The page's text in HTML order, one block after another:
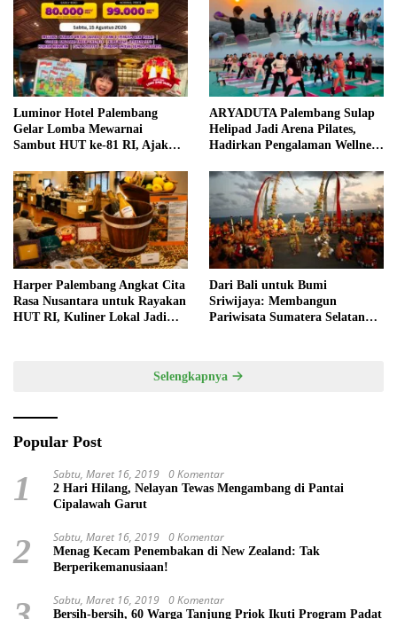
Luminor Hotel Palembang
Gelar Lomba Mewarnai
Sambut HUT ke-81 RI, Ajak
ARYADUTA Palembang Sulap
Helipad Jadi Arena Pilates,
Hadirkan Pengalaman Wellness
Harper Palembang Angkat Cita
Rasa Nusantara untuk Rayakan
HUT RI, Kuliner Lokal Jadi
Dari Bali untuk Bumi
Sriwijaya: Membangun
Pariwisata Sumatera Selatan
Selengkapnya
Popular Post
1 Sabtu, Maret 16, 2019 0 Komentar
2 Hari Hilang, Nelayan Tewas Mengambang di Pantai
Cipalawah Garut
2 Sabtu, Maret 16, 2019 0 Komentar
Menag Kecam Penembakan di New Zealand: Tak
Berperikemanusiaan!
Sabtu, Maret 16, 2019 0 Komentar
Bersih-bersih, 60 Warga Tanjung Priok Ikuti Program Padat